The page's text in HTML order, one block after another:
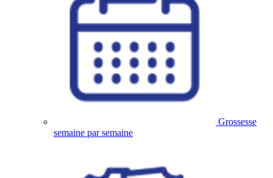
Grossesse
semaine par semaine